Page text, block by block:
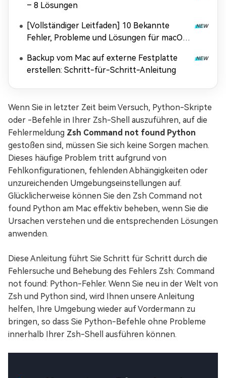
– 8 Lösungen
[Vollständiger Leitfaden] 10 Bekannte
Fehler, Probleme und Lösungen für macOS
Backup vom Mac auf externe Festplatte
erstellen: Schritt-für-Schritt-Anleitung
Wenn Sie in letzter Zeit beim Versuch, Python-Skripte
oder -Befehle in Ihrer Zsh-Shell auszuführen, auf die
Fehlermeldung Zsh Command not found Python
gestoßen sind, müssen Sie sich keine Sorgen machen.
Dieses häufige Problem tritt aufgrund von
Fehlkonfigurationen, fehlenden Abhängigkeiten oder
unzureichenden Umgebungseinstellungen auf.
Glücklicherweise können Sie den Zsh Command not
found Python am Mac effektiv beheben, wenn Sie die
Ursachen verstehen und die entsprechenden Lösungen
anwenden.
Diese Anleitung führt Sie Schritt für Schritt durch die
Fehlersuche und Behebung des Fehlers Zsh: Command
not found: Python-Fehler. Wenn Sie neu in der Welt von
Zsh und Python sind, wird Ihnen unsere Anleitung
helfen, Ihre Umgebung wieder auf Vordermann zu
bringen, so dass Sie Python-Befehle ohne Probleme
innerhalb Ihrer Zsh-Shell ausführen können.